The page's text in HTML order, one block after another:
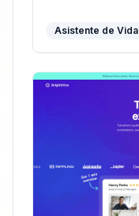
Asistente de Vida